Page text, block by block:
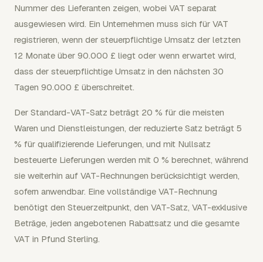
Nummer des Lieferanten zeigen, wobei VAT separat
ausgewiesen wird. Ein Unternehmen muss sich für VAT
registrieren, wenn der steuerpflichtige Umsatz der letzten
12 Monate über 90.000 £ liegt oder wenn erwartet wird,
dass der steuerpflichtige Umsatz in den nächsten 30
Tagen 90.000 £ überschreitet.
Der Standard-VAT-Satz beträgt 20 % für die meisten
Waren und Dienstleistungen, der reduzierte Satz beträgt 5
% für qualifizierende Lieferungen, und mit Nullsatz
besteuerte Lieferungen werden mit 0 % berechnet, während
sie weiterhin auf VAT-Rechnungen berücksichtigt werden,
sofern anwendbar. Eine vollständige VAT-Rechnung
benötigt den Steuerzeitpunkt, den VAT-Satz, VAT-exklusive
Beträge, jeden angebotenen Rabattsatz und die gesamte
VAT in Pfund Sterling.